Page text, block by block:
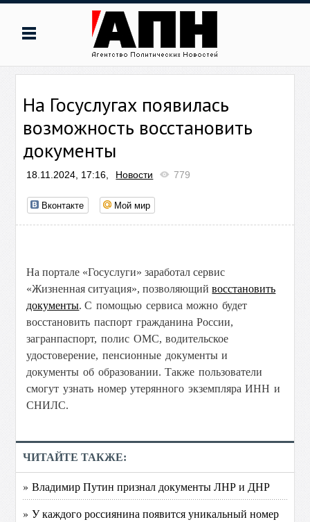
На Госуслугах появилась
возможность восстановить
документы
18.11.2024, 17:16, Новости 779
Вконтакте Мой мир
На портале «Госуслуги» заработал сервис
«Жизненная ситуация», позволяющийвосстановить
документы. C помощью сервиса можно будет
восстановить паспорт гражданина России,
загранпаспорт, полис ОМС, водительское
удостоверение, пенсионные документы и
документы об образовании.Также пользователи
смогут узнать номер утерянного экземпляра ИНН и
СНИЛС.
ЧИТАЙТЕ ТАКЖЕ:
» Владимир Путин признал документы ЛНР и ДНР
» У каждого россиянина появится уникальный номер